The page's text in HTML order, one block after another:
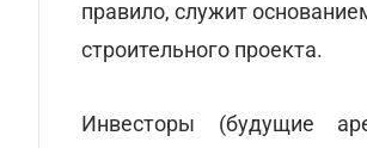
правило, служит
строительного проекта.
Инвесторы (будущие